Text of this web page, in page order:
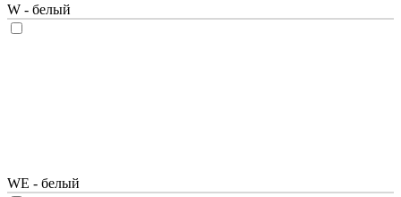
W - белый
WE - белый